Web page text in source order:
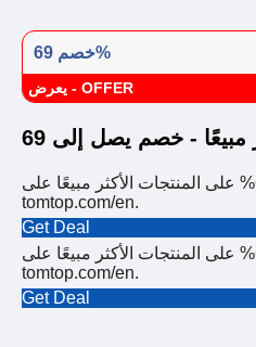
خصم 69%
يعرض - OFFER
احصل على خصم يصل إلى 69% على المنتجات الأكثر مبيعًا على
tomtop.com/en.
Get Deal
احصل على خصم يصل إلى 69% على المنتجات الأكثر مبيعًا على
tomtop.com/en.
Get Deal